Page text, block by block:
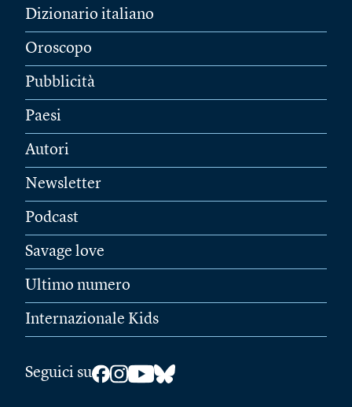
Dizionario italiano
Oroscopo
Pubblicità
Paesi
Autori
Newsletter
Podcast
Savage love
Ultimo numero
Internazionale Kids
Seguici su